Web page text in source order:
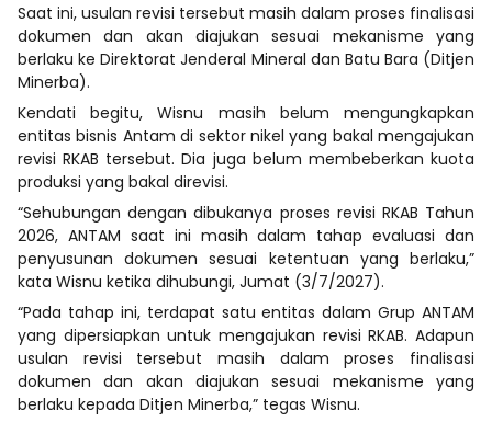
Saat ini, usulan revisi tersebut masih dalam proses finalisasi
dokumen dan akan diajukan sesuai mekanisme yang
berlaku ke Direktorat Jenderal Mineral dan Batu Bara (Ditjen
Minerba).
Kendati begitu, Wisnu masih belum mengungkapkan
entitas bisnis Antam di sektor nikel yang bakal mengajukan
revisi RKAB tersebut. Dia juga belum membeberkan kuota
produksi yang bakal direvisi.
“Sehubungan dengan dibukanya proses revisi RKAB Tahun
2026, ANTAM saat ini masih dalam tahap evaluasi dan
penyusunan dokumen sesuai ketentuan yang berlaku,”
kata Wisnu ketika dihubungi, Jumat (3/7/2027).
“Pada tahap ini, terdapat satu entitas dalam Grup ANTAM
yang dipersiapkan untuk mengajukan revisi RKAB. Adapun
usulan revisi tersebut masih dalam proses finalisasi
dokumen dan akan diajukan sesuai mekanisme yang
berlaku kepada Ditjen Minerba,” tegas Wisnu.